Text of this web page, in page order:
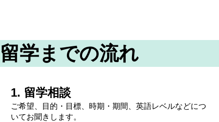
1. 留学相談
ご希望、目的・目標、時期・期間、英語レベルなどにつ
いてお聞きします。
留学までの流れ